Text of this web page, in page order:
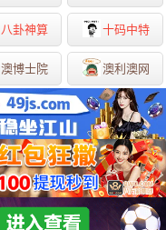
八卦神算 十码中特
澳博士院 澳利澳网